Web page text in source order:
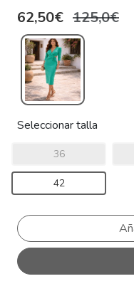
62,50€ 125,0€
Seleccionar talla
36
42